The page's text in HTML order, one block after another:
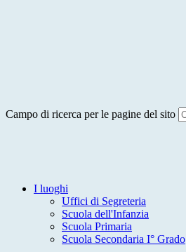
Campo di ricerca per le pagine del sito
I luoghi
Uffici di Segreteria
Scuola dell'Infanzia
Scuola Primaria
Scuola Secondaria I° Grado